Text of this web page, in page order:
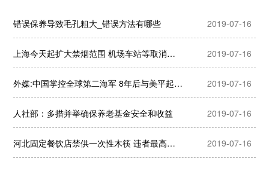
错误保养导致毛孔粗大_错误方法有哪些 2019-07-16
上海今天起扩大禁烟范围 机场车站等取消吸烟室 2019-07-16
外媒:中国掌控全球第二海军 8年后与美平起平坐 2019-07-16
人社部：多措并举确保养老基金安全和收益 2019-07-16
河北固定餐饮店禁供一次性木筷 违者最高罚1000 2019-07-16